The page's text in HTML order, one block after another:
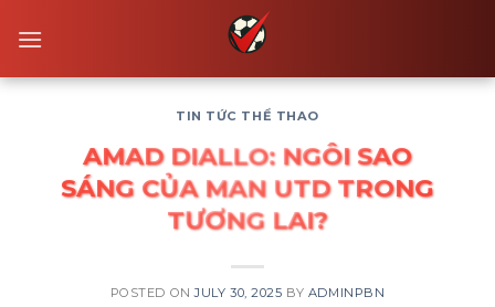
TIN TỨC THỂ THAO
AMAD DIALLO: NGÔI SAO
SÁNG CỦA MAN UTD TRONG
TƯƠNG LAI?
POSTED ONJULY 30, 2025 BY ADMINPBN